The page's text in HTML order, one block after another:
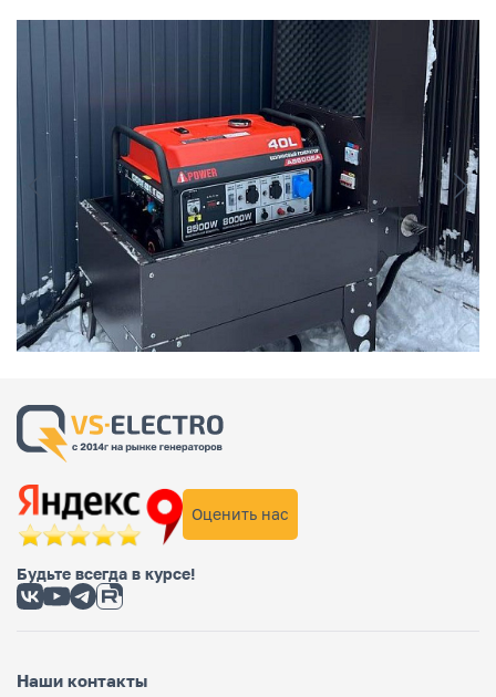
Оценить нас
Будьте всегда в курсе!
Наши контакты